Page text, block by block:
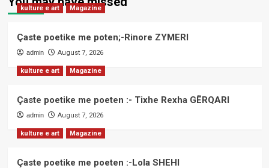
kulture e art Magazine
Çaste poetike me poten;-Rinore ZYMERI
admin August 7, 2026
kulture e art Magazine
Çaste poetike me poeten :- Tixhe Rexha GËRQARI
admin August 7, 2026
kulture e art Magazine
Çaste poetike me poeten :-Lola SHEHI